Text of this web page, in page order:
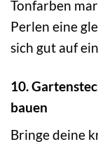
Tonfarben
Perlen eine
sich gut auf
10.
bauen
Bringe deine